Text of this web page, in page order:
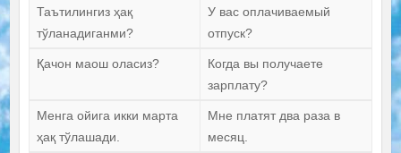
Таътилингиз ҳақ
тўланадиганми?
У вас оплачиваемый
отпуск?
Қачон маош оласиз?
Когда вы получаете
зарплату?
Менга ойига икки марта
ҳақ тўлашади.
Мне платят два раза в
месяц.